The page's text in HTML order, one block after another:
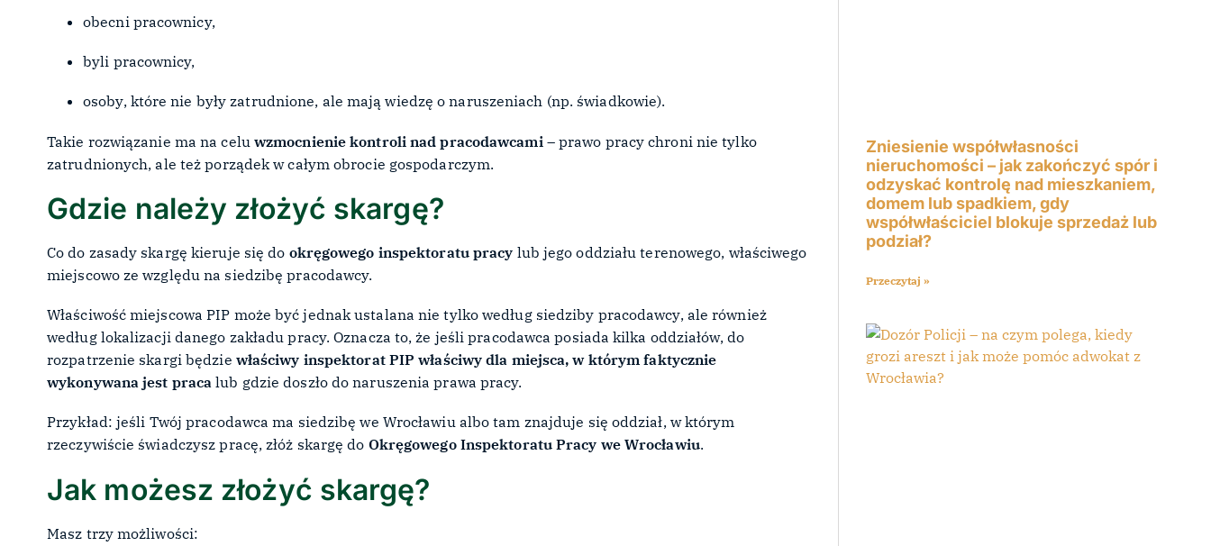
obecni pracownicy,
byli pracownicy,
osoby, które nie były zatrudnione, ale mają wiedzę o naruszeniach (np. świadkowie).
Takie rozwiązanie ma na celu wzmocnienie kontroli nad pracodawcami – prawo pracy chroni nie tylko
zatrudnionych, ale też porządek w całym obrocie gospodarczym.
Gdzie należy złożyć skargę?
Co do zasady skargę kieruje się do okręgowego inspektoratu pracy lub jego oddziału terenowego, właściwego
miejscowo ze względu na siedzibę pracodawcy.
Właściwość miejscowa PIP może być jednak ustalana nie tylko według siedziby pracodawcy, ale również
według lokalizacji danego zakładu pracy. Oznacza to, że jeśli pracodawca posiada kilka oddziałów, do
rozpatrzenie skargi będzie właściwy inspektorat PIP właściwy dla miejsca, w którym faktycznie
wykonywana jest praca lub gdzie doszło do naruszenia prawa pracy.
Przykład: jeśli Twój pracodawca ma siedzibę we Wrocławiu albo tam znajduje się oddział, w którym
rzeczywiście świadczysz pracę, złóż skargę do Okręgowego Inspektoratu Pracy we Wrocławiu.
Jak możesz złożyć skargę?
Masz trzy możliwości:
Zniesienie współwłasności
nieruchomości – jak zakończyć spór i
odzyskać kontrolę nad mieszkaniem,
domem lub spadkiem, gdy
współwłaściciel blokuje sprzedaż lub
podział?
Przeczytaj »